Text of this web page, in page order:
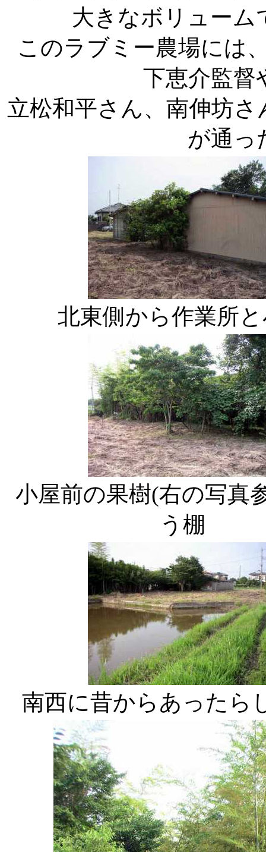
大きなボリュー
このラブミー農場には
下恵介監督
立松和平さん、南伸坊
が通っ
北東側から作業所
小屋前の果樹(右の写真
う棚
南西に昔からあったら